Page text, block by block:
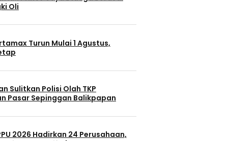
Oli
Turun Mulai 1 Agustus,
Sulitkan Polisi Olah TKP
Pasar Sepinggan Balikpapan
2026 Hadirkan 24 Perusahaan,